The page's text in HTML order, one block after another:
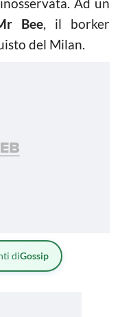
Bee, il borker
del Milan.
diGossip